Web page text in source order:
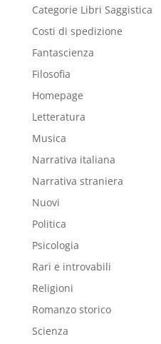
Categorie Libri Saggistica
Costi di spedizione
Fantascienza
Filosofia
Homepage
Letteratura
Musica
Narrativa italiana
Narrativa straniera
Nuovi
Politica
Psicologia
Rari e introvabili
Religioni
Romanzo storico
Scienza